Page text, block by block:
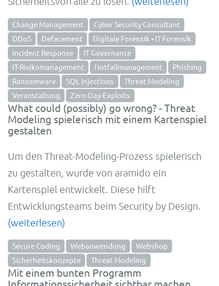
Change Management
Cyber Security Consultant
DDoS
Defacement
Digitale Forensik • IT Forensik
Incident Response
IT Governance
IT-Risikomanagement
Notfallmanagement
Phishing
Ransomware
SQL Injections
Threat Modeling
Veranstaltung
Zero-Day-Exploits
What could (possibly) go wrong? - Threat
Modeling spielerisch mit einem Kartenspiel
gestalten
Um den Threat-Modeling-Prozess spielerisch
zu gestalten, wurde von aramido ein
Kartenspiel entwickelt. Diese hilft
Entwicklungsteams beim Security by Design.
(weiterlesen)
Secure Coding Webanwendung
Webshop
Sicherheitskonzepte
Threat Modeling
Mit einem bunten Programm